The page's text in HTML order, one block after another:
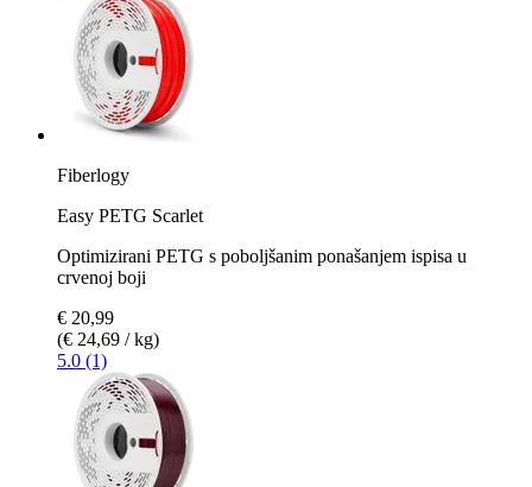
Fiberlogy
Easy PETG Scarlet
Optimizirani PETG s poboljšanim ponašanjem ispisa u
crvenoj boji
€ 20,99
(€ 24,69 / kg)
5.0 (1)